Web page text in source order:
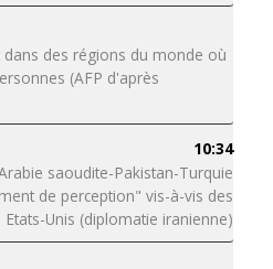
des régions du monde où
(AFP d'après
10:34
saoudite-Pakistan-Turquie
de perception" vis-à-vis des
Etats-Unis (diplomatie iranienne)